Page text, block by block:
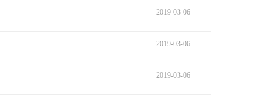
2019-03-06
2019-03-06
2019-03-06